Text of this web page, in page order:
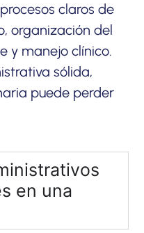
claros de
organización del
y manejo clínico.
sólida,
puede perder
en una